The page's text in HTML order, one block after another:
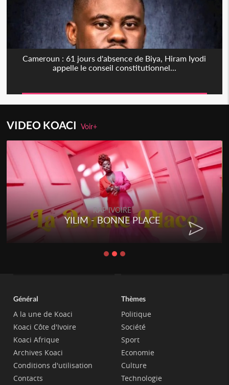
Cameroun : 61 jours d'absence de Biya, Hiram Iyodi
appelle le conseil constitutionnel...
VIDEO KOACIVoir+
RAP IVOIRE
YILIM - BONNE PLACE
Général
A la une de Koaci
Koaci Côte d'Ivoire
Koaci Afrique
Archives Koaci
Conditions d'utilisation
Contacts
Thèmes
Politique
Société
Sport
Economie
Culture
Technologie